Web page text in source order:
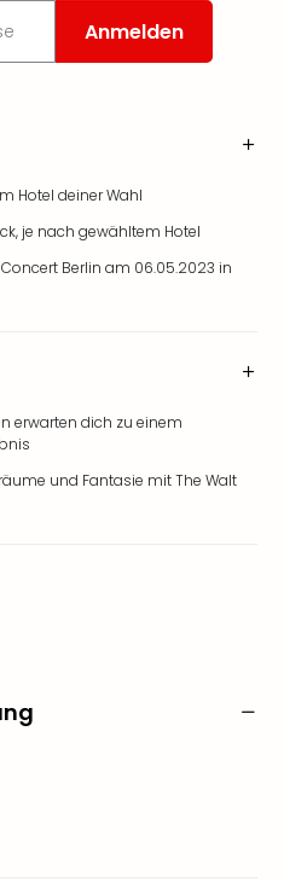
Anmelden
Hotel deiner Wahl
je nach gewähltem Hotel
Berlin am 06.05.2023 in
erwarten dich zu einem
und Fantasie mit The Walt